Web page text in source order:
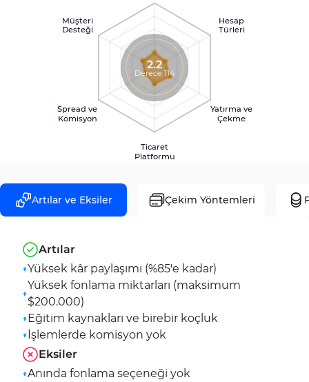
Hesap
Türleri
Yatırma ve
Çekme
Ticaret
Platformu
Spread ve
Komisyon
Müşteri
Desteği
2.2
Derece 114
Artılar ve Eksiler Çekim Yöntemleri
Artılar
Yüksek kâr paylaşımı (%85'e kadar)
Yüksek fonlama miktarları (maksimum
$200.000)
Eğitim kaynakları ve birebir koçluk
İşlemlerde komisyon yok
Eksiler
Anında fonlama seçeneği yok